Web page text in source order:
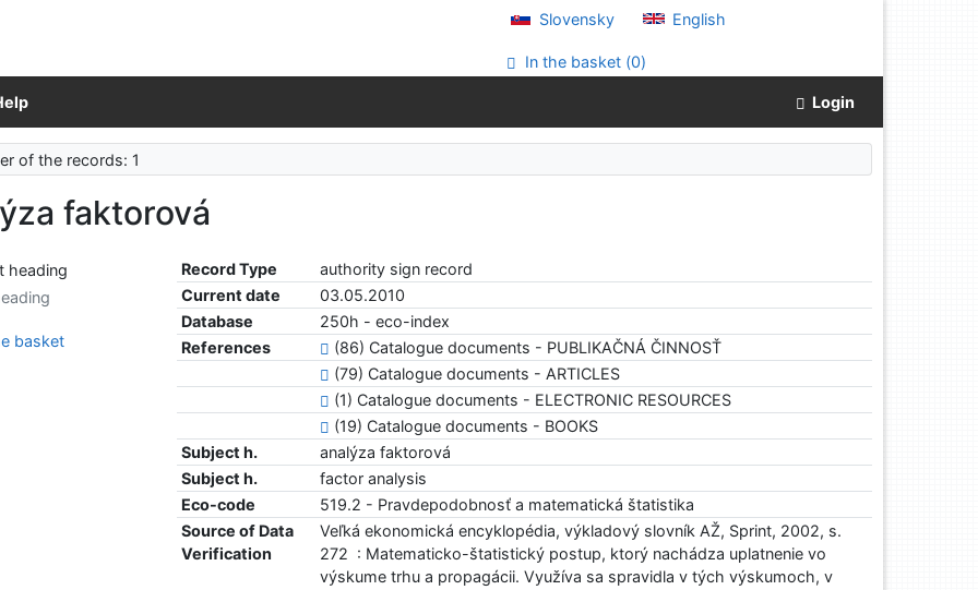
Slovensky English
In the basket (0)
Login
of the records: 1
faktorová
Record Type
authority sign record
Current date
03.05.2010
Database
250h - eco-index
References
(86) Catalogue documents - PUBLIKAČNÁ ČINNOSŤ
(79) Catalogue documents - ARTICLES
(1) Catalogue documents - ELECTRONIC RESOURCES
(19) Catalogue documents - BOOKS
Subject h.
analýza faktorová
Subject h.
factor analysis
Eco-code
519.2 - Pravdepodobnosť a matematická štatistika
Source of Data
Verification
Veľká ekonomická encyklopédia, výkladový slovník AŽ, Sprint, 2002, s.
272 : Matematicko-štatistický postup, ktorý nachádza uplatnenie vo
výskume trhu a propagácii. Využíva sa spravidla v tých výskumoch, v
basket